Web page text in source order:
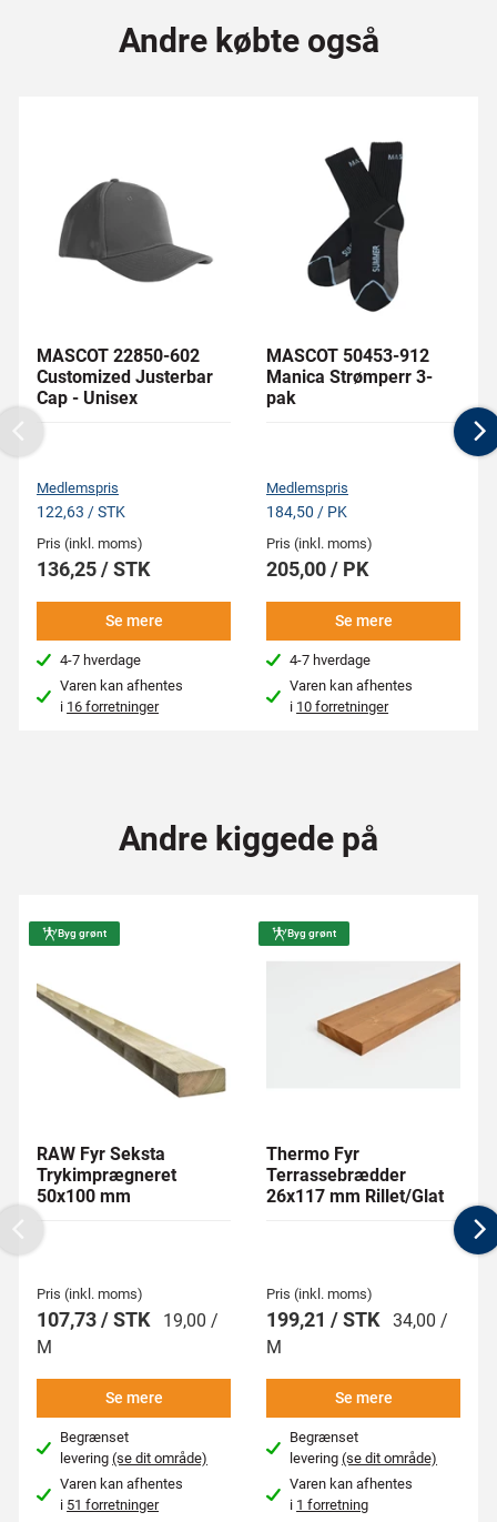
Andre købte også
MASCOT 22850-602
Customized Justerbar
Cap - Unisex
Medlemspris
122,63 / STK
Pris (inkl. moms)
136,25 / STK
Se mere
4-7 hverdage
Varen kan afhentes
i 16 forretninger
MASCOT 50453-912
Manica Strømperr 3-
pak
Medlemspris
184,50 / PK
Pris (inkl. moms)
205,00 / PK
Se mere
4-7 hverdage
Varen kan afhentes
i 10 forretninger
Previous
Andre kiggede på
Byg grønt
RAW Fyr Seksta
Trykimprægneret
50x100 mm
Pris (inkl. moms)
107,73 / STK
19,00 /
M
Se mere
Begrænset
levering(se dit område)
Varen kan afhentes
i 51 forretninger
Byg grønt
Thermo Fyr
Terrassebrædder
26x117 mm Rillet/Glat
Pris (inkl. moms)
199,21 / STK 34,00 /
M
Se mere
Begrænset
levering(se dit område)
Varen kan afhentes
i 1 forretning
Previous